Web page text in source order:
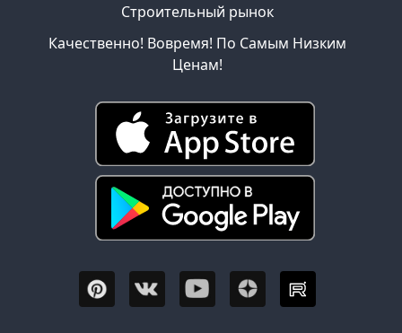
Строительный рынок
Качественно! Вовремя! По Самым Низким
Ценам!